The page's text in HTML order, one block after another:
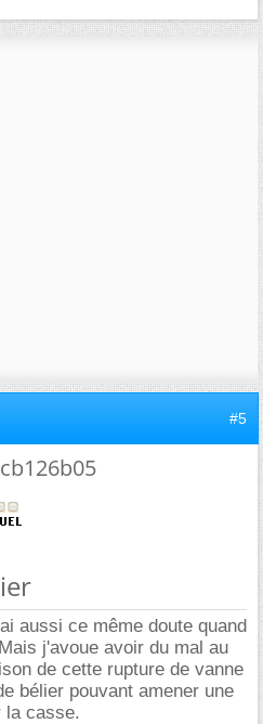
#5
aussi ce même doute quand
j'avoue avoir du mal au
de cette rupture de vanne
bélier pouvant amener une
la casse.